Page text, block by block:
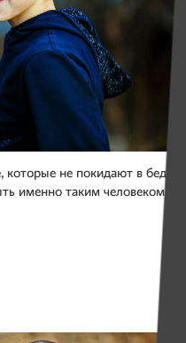
не покидают в беде
именно таким человеком